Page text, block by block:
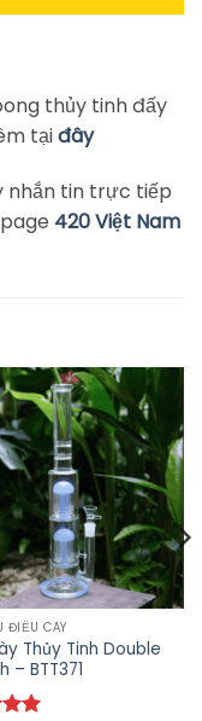
thủy tinh đấy
tạiđây
nhắn tin trực tiếp
420 Việt Nam
ĐIẾU CÀY
Thủy Tinh Double
– BTT371